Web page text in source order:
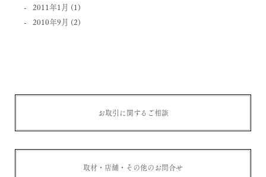
2011年1月 (1)
2010年9月 (2)
お取引に関するご相談
取材・店舗・その他のお問合せ